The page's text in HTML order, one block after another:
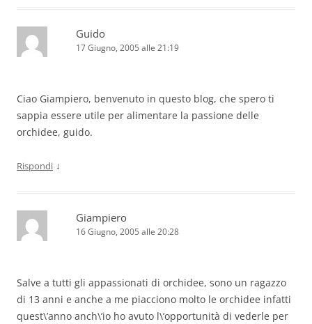
Guido
17 Giugno, 2005 alle 21:19
Ciao Giampiero, benvenuto in questo blog, che spero ti
sappia essere utile per alimentare la passione delle
orchidee, guido.
Rispondi ↓
Giampiero
16 Giugno, 2005 alle 20:28
Salve a tutti gli appassionati di orchidee, sono un ragazzo
di 13 anni e anche a me piacciono molto le orchidee infatti
quest\’anno anch\’io ho avuto l\’opportunità di vederle per